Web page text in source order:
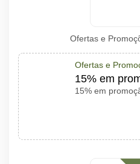
Ofertas e
Ofertas e
15% em
15% em